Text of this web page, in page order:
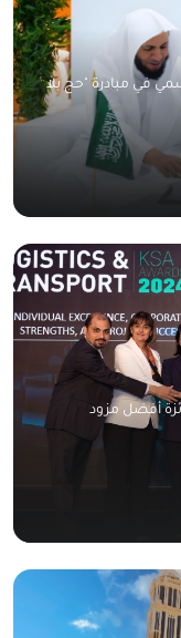
في مبادرة "حج بلا
أفضل مزود